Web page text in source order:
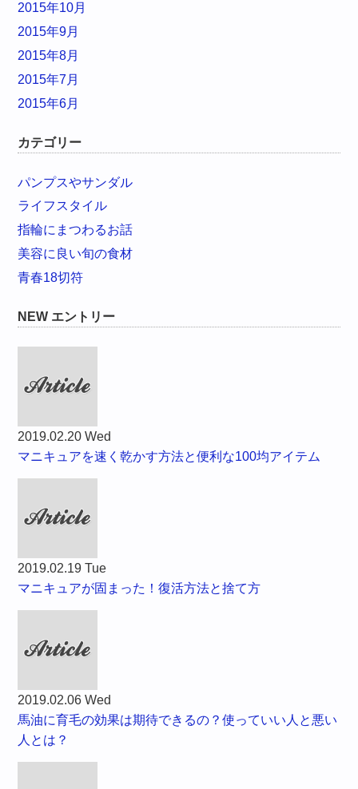
2015年10月
2015年9月
2015年8月
2015年7月
2015年6月
カテゴリー
パンプスやサンダル
ライフスタイル
指輪にまつわるお話
美容に良い旬の食材
青春18切符
NEW エントリー
2019.02.20 Wed
マニキュアを速く乾かす方法と便利な100均アイテム
2019.02.19 Tue
マニキュアが固まった！復活方法と捨て方
2019.02.06 Wed
馬油に育毛の効果は期待できるの？使っていい人と悪い
人とは？